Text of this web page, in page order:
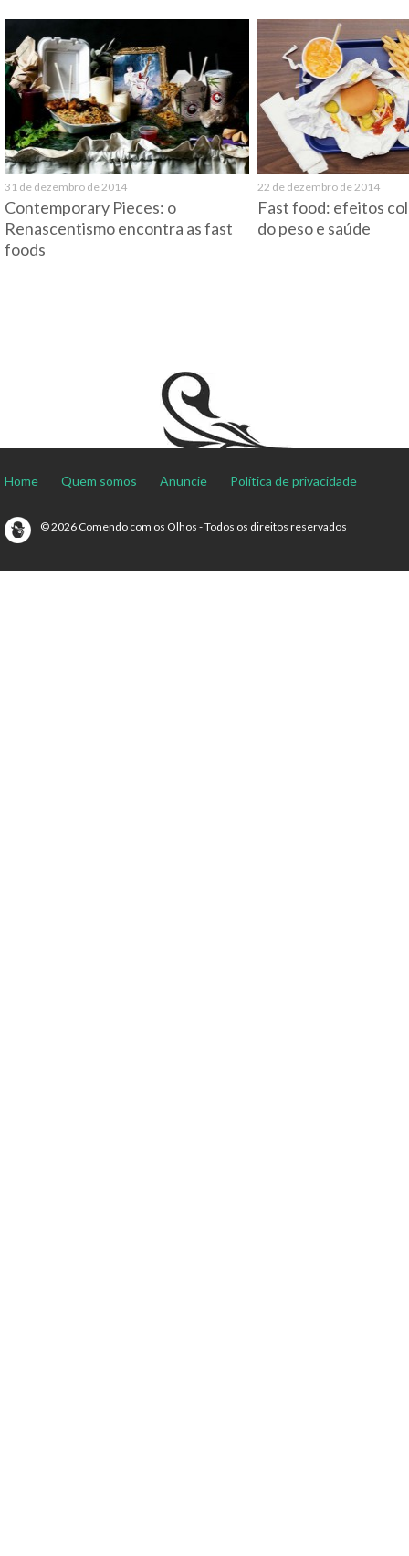
31 de dezembro de 2014
Contemporary Pieces: o
Renascentismo encontra as fast
foods
22 de dezembro de 2014
Fast food: efeitos
do peso e saúde
Home Quem somos Anuncie Política de privacidade
© 2026 Comendo com os Olhos - Todos os direitos reservados